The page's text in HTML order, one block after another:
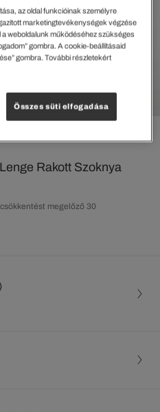
Rakott Szoknya
megelőző 30
az oldal funkcióinak személyre
marketingtevékenységek végzése
weboldalunk működéséhez szükséges
gombra. A cookie-beállításaid
gombra. További részletekért
Összes süti elfogadása